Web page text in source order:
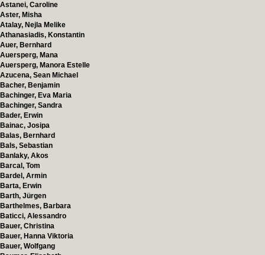
Astanei, Caroline
Aster, Misha
Atalay, Nejla Melike
Athanasiadis, Konstantin
Auer, Bernhard
Auersperg, Mana
Auersperg, Manora Estelle
Azucena, Sean Michael
Bacher, Benjamin
Bachinger, Eva Maria
Bachinger, Sandra
Bader, Erwin
Bainac, Josipa
Balas, Bernhard
Bals, Sebastian
Banlaky, Akos
Barcal, Tom
Bardel, Armin
Barta, Erwin
Barth, Jürgen
Barthelmes, Barbara
Baticci, Alessandro
Bauer, Christina
Bauer, Hanna Viktoria
Bauer, Wolfgang